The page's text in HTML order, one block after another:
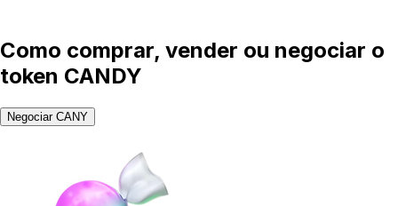
Como comprar, vender ou negociar o
token CANDY
Negociar CANY